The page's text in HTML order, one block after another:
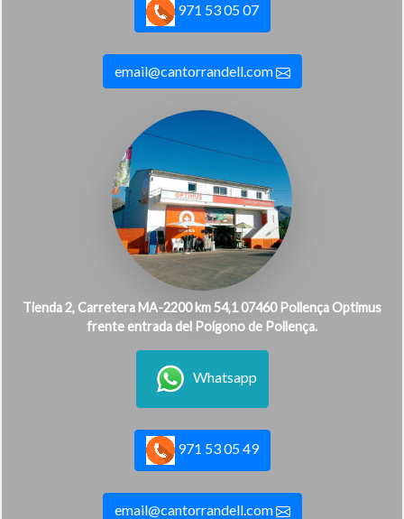
971 53 05 07
email@cantorrandell.com
Tienda 2, Carretera MA-2200 km 54,1 07460 Pollença Optimus
frente entrada del Poígono de Pollença.
Whatsapp
971 53 05 49
email@cantorrandell.com